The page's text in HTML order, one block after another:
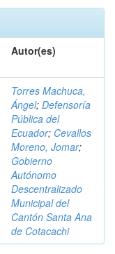
Autor(es)
Torres Machuca,
Ángel; Defensoría
Pública del
Ecuador; Cevallos
Moreno, Jomar;
Gobierno
Autónomo
Descentralizado
Municipal del
Cantón Santa Ana
de Cotacachi